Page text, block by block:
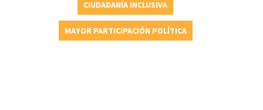
CIUDADANÍA INCLUSIVA
MAYOR PARTICIPACIÓN POLÍTICA